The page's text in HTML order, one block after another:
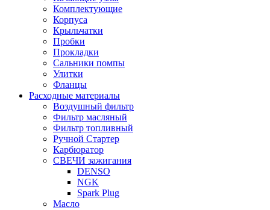
Комплектующие
Корпуса
Крыльчатки
Пробки
Прокладки
Сальники помпы
Улитки
Фланцы
Расходные материалы
Воздушный фильтр
Фильтр масляный
Фильтр топливный
Ручной Стартер
Карбюратор
СВЕЧИ зажигания
DENSO
NGK
Spark Plug
Масло